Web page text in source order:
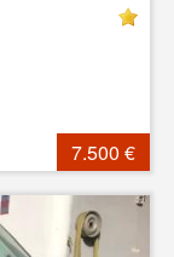
7.500 €